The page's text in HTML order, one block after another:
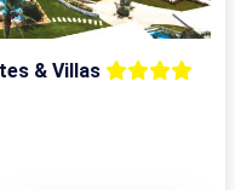
& Villas